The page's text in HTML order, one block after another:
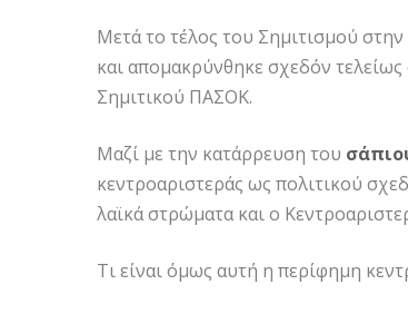
Μετά το τέλος του Σημιτισμού
και απομακρύνθηκε σχεδόν
Σημιτικού ΠΑΣΟΚ.
Μαζί με την κατάρρευση του
κεντροαριστεράς ως πολιτικού
λαϊκά στρώματα και ο
Τι είναι όμως αυτή η περίφημη